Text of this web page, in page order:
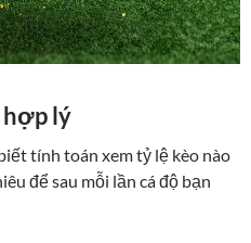
lý
tính toán xem tỷ lệ kèo nào
để sau mỗi lần cá độ bạn